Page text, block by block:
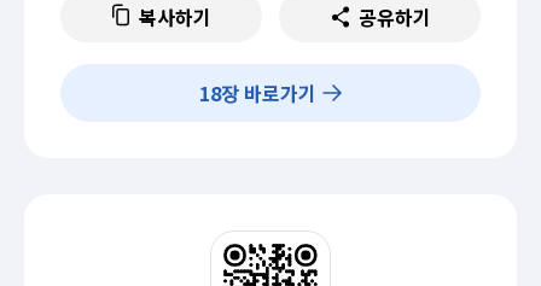
복사하기 공유하기
18장 바로가기